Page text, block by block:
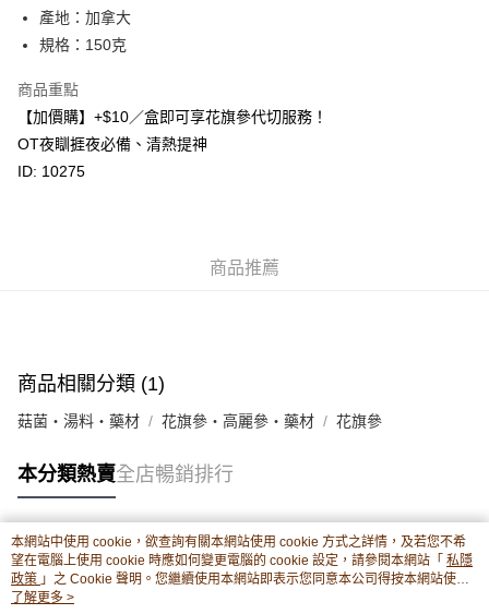
BoC Pay
相關說明
轉數快識別碼(FPS ID)：4042362 中國銀行戶口：012-875-1-240680-7 匯
豐銀行戶口：652-589300-838 收款人：PREMIER FOOD LTD 請於24小時
內將付款金額存入以上其中一個戶口，付款後請將收據或成功轉帳畫面截圖
並WhatsApp 90719878 或電郵eshop@premierfood.com.hk，我們在收到
送貨方式
順豐智能櫃(智能櫃取件要視乎包裹尺寸限制，如包裹過大，
每筆HK$80.00，滿HK$380.00或以上免運費
付款後門市自取 (3-6天可到店取) (取貨請自備購物袋)
產地：加拿大
規格：150克
商品重點
【加價購】+$10／盒即可享花旗參代切服務！
OT夜瞓捱夜必備、清熱提神
ID: 10275
商品推薦
商品相關分類 (1)
菇菌・湯料・藥材 花旗參・高麗參・藥材 花旗參
本分類熱賣全店暢銷排行
熱門標籤
熱銷排行
本網站中使用 cookie，欲查詢有關本網站使用 cookie 方式之詳情，及若您不希
望在電腦上使用 cookie 時應如何變更電腦的 cookie 設定，請參閱本網站「 私隱
政策 」之 Cookie 聲明。您繼續使用本網站即表示您同意本公司得按本網站使用
條款之 Cookie 聲明使用 cookie。
了解更多 >